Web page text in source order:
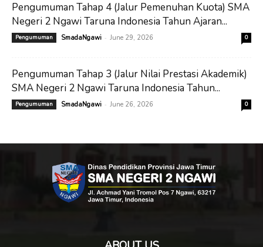
Pengumuman Tahap 4 (Jalur Pemenuhan Kuota) SMA
Negeri 2 Ngawi Taruna Indonesia Tahun Ajaran...
Pengumuman SmadaNgawi - June 29, 2026 0
Pengumuman Tahap 3 (Jalur Nilai Prestasi Akademik)
SMA Negeri 2 Ngawi Taruna Indonesia Tahun...
Pengumuman SmadaNgawi - June 26, 2026 0